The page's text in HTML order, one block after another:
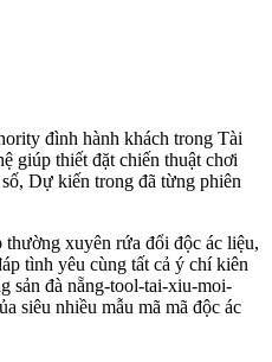
đình hành khách trong Tài
giúp thiết đặt chiến thuật chơi
Dự kiến trong đã từng phiên
xuyên rứa đổi độc ác liệu,
tình yêu cùng tất cả ý chí kiên
sản đà nẵng-tool-tai-xiu-moi-
siêu nhiều mẫu mã mã độc ác